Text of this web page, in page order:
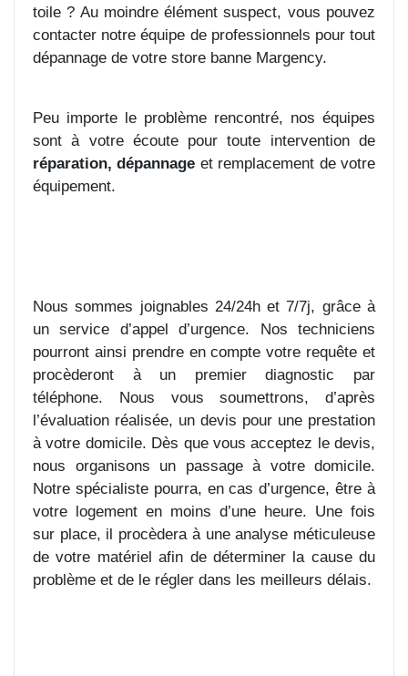
toile ? Au moindre élément suspect, vous pouvez
contacter notre équipe de professionnels pour tout
dépannage de votre store banne Margency.
Peu importe le problème rencontré, nos équipes
sont à votre écoute pour toute intervention de
réparation, dépannage et remplacement de votre
équipement.
Nous sommes joignables 24/24h et 7/7j, grâce à
un service d’appel d’urgence. Nos techniciens
pourront ainsi prendre en compte votre requête et
procèderont à un premier diagnostic par
téléphone. Nous vous soumettrons, d’après
l’évaluation réalisée, un devis pour une prestation
à votre domicile. Dès que vous acceptez le devis,
nous organisons un passage à votre domicile.
Notre spécialiste pourra, en cas d’urgence, être à
votre logement en moins d’une heure. Une fois
sur place, il procèdera à une analyse méticuleuse
de votre matériel afin de déterminer la cause du
problème et de le régler dans les meilleurs délais.